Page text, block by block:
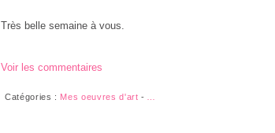
Très belle semaine à vous.
Voir les commentaires
Catégories : Mes oeuvres d'art -